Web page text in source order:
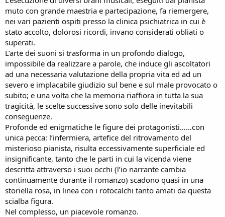
n
e
muto con grande maestria e partecipazione, fa riemergere,
nei vari pazienti ospiti presso la clinica psichiatrica in cui è
stato accolto, dolorosi ricordi, invano considerati obliati o
superati.
L’arte dei suoni si trasforma in un profondo dialogo,
impossibile da realizzare a parole, che induce gli ascoltatori
ad una necessaria valutazione della propria vita ed ad un
severo e implacabile giudizio sul bene e sul male provocato o
subito; e una volta che la memoria riaffiora in tutta la sua
tragicità, le scelte successive sono solo delle inevitabili
conseguenze.
Profonde ed enigmatiche le figure dei protagonisti……con
unica pecca: l’infermiera, artefice del ritrovamento del
misterioso pianista, risulta eccessivamente superficiale ed
insignificante, tanto che le parti in cui la vicenda viene
descritta attraverso i suoi occhi (l’io narrante cambia
continuamente durante il romanzo) scadono quasi in una
storiella rosa, in linea con i rotocalchi tanto amati da questa
scialba figura.
Nel complesso, un piacevole romanzo.